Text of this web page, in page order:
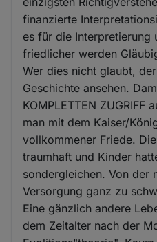
finanzierte
es für die Interpretierung
friedlicher werden
Wer dies nicht glaubt,
Geschichte ansehen.
KOMPLETTEN ZUGRIFF
man mit dem Kaiser/
vollkommener Friede.
traumhaft und Kinder
sondergleichen. Von der
Versorgung ganz zu
Eine gänzlich andere
dem Zeitalter nach der